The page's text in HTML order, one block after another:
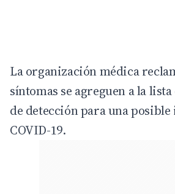
La organización médica
síntomas se agreguen a la
de detección para una
COVID-19.